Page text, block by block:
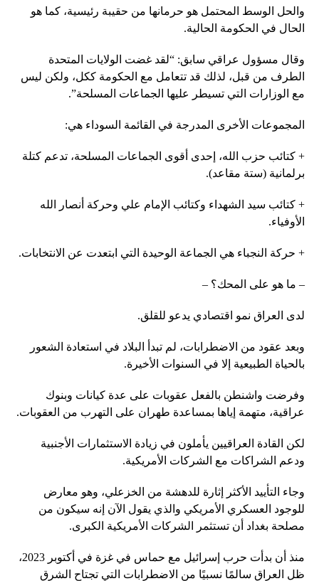
والحل الوسط المحتمل هو حرمانها من حقيبة رئيسية، كما هو
الحال في الحكومة الحالية.
وقال مسؤول عراقي سابق: “لقد غضت الولايات المتحدة
الطرف من قبل، لذلك قد تتعامل مع الحكومة ككل، ولكن ليس
مع الوزارات التي تسيطر عليها الجماعات المسلحة”.
المجموعات الأخرى المدرجة في القائمة السوداء هي:
+ كتائب حزب الله، إحدى أقوى الجماعات المسلحة، تدعم كتلة
برلمانية (ستة مقاعد).
+ كتائب سيد الشهداء وكتائب الإمام علي وحركة أنصار الله
الأوفياء.
+ حركة النجباء هي الجماعة الوحيدة التي ابتعدت عن الانتخابات.
– ما هو على المحك؟ –
لدى العراق نمو اقتصادي يدعو للقلق.
وبعد عقود من الاضطرابات، لم تبدأ البلاد في استعادة الشعور
بالحياة الطبيعية إلا في السنوات الأخيرة.
وفرضت واشنطن بالفعل عقوبات على عدة كيانات وبنوك
عراقية، متهمة إياها بمساعدة طهران على التهرب من العقوبات.
لكن القادة العراقيين يأملون في زيادة الاستثمارات الأجنبية
ودعم الشراكات مع الشركات الأمريكية.
وجاء التأييد الأكثر إثارة للدهشة من الخزعلي، وهو معارض
للوجود العسكري الأمريكي والذي يقول الآن إنه سيكون من
مصلحة بغداد أن تستثمر الشركات الأمريكية الكبرى.
منذ أن بدأت حرب إسرائيل مع حماس في غزة في أكتوبر 2023،
ظل العراق سالمًا نسبيًا من الاضطرابات التي تجتاح الشرق